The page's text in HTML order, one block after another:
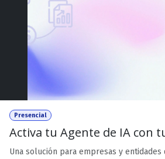
Presencial
Activa tu Agente de IA con
Una solución para empresas y